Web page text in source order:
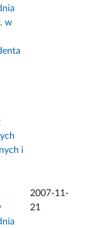
w
i
2007-11-
21